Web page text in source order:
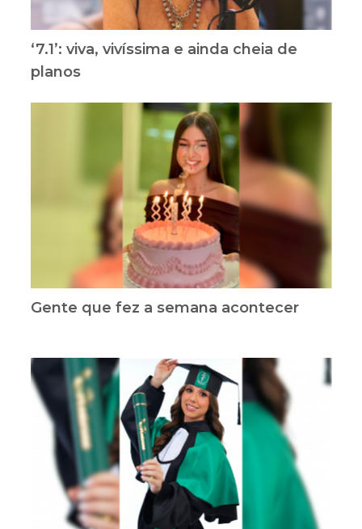
‘7.1’: viva, vivíssima e ainda cheia de
planos
Gente que fez a semana acontecer